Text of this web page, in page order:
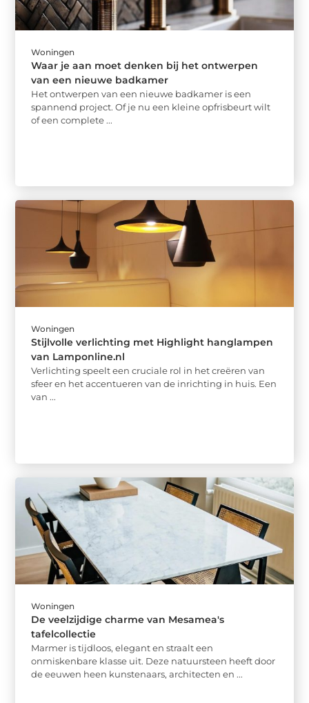
Woningen
Waar je aan moet denken bij het ontwerpen
van een nieuwe badkamer
Het ontwerpen van een nieuwe badkamer is een
spannend project. Of je nu een kleine opfrisbeurt wilt
of een complete ...
Woningen
Stijlvolle verlichting met Highlight hanglampen
van Lamponline.nl
Verlichting speelt een cruciale rol in het creëren van
sfeer en het accentueren van de inrichting in huis. Een
van ...
Woningen
De veelzijdige charme van Mesamea's
tafelcollectie
Marmer is tijdloos, elegant en straalt een
onmiskenbare klasse uit. Deze natuursteen heeft door
de eeuwen heen kunstenaars, architecten en ...